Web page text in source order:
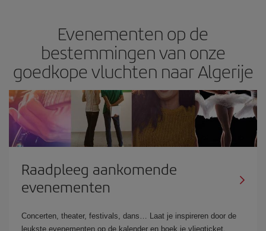
Evenementen op de
bestemmingen van onze
goedkope vluchten naar Algerije
Raadpleeg aankomende
evenementen
Concerten, theater, festivals, dans… Laat je inspireren door de
leukste evenementen op de kalender en boek je vliegticket.